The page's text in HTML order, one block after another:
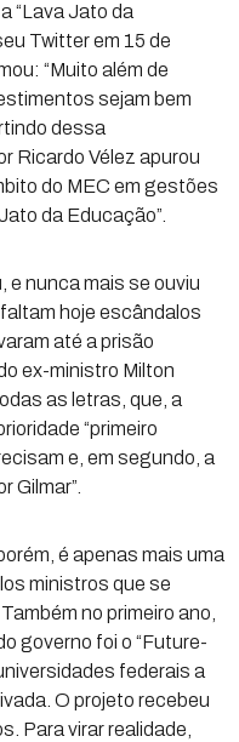
“Lava Jato da
Twitter em 15 de
“Muito além de
sejam bem
dessa
Ricardo Vélez apurou
do MEC em gestões
da Educação”.
e nunca mais se ouviu
hoje escândalos
até a prisão
ex-ministro Milton
as letras, que, a
“primeiro
e, em segundo, a
Gilmar”.
é apenas mais uma
ministros que se
no primeiro ano,
governo foi o “Future-
federais a
O projeto recebeu
Para virar realidade,